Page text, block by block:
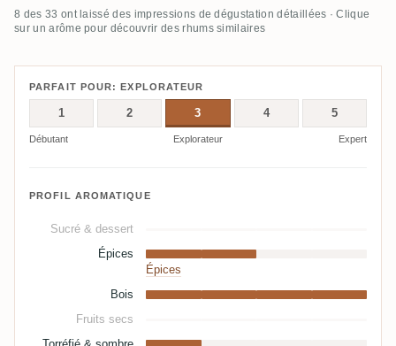
8 des 33 ont laissé des impressions de dégustation détaillées · Clique
sur un arôme pour découvrir des rhums similaires
PARFAIT POUR: EXPLORATEUR
1 2 3 4 5
Débutant Explorateur Expert
PROFIL AROMATIQUE
Sucré & dessert
Épices
Épices
Bois
Fruits secs